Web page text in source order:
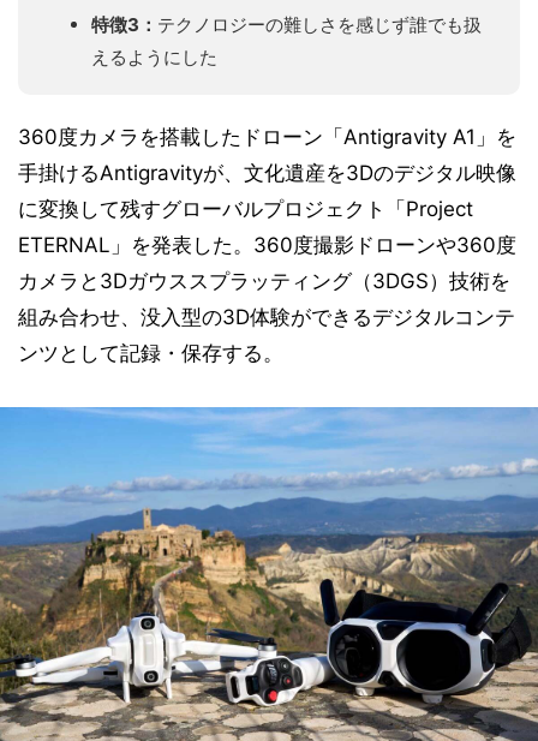
特徴3： テクノロジーの難しさを感じず誰でも扱
えるようにした
360度カメラを搭載したドローン「Antigravity A1」を
手掛けるAntigravityが、文化遺産を3Dのデジタル映像
に変換して残すグローバルプロジェクト「Project
ETERNAL」を発表した。360度撮影ドローンや360度
カメラと3Dガウススプラッティング（3DGS）技術を
組み合わせ、没入型の3D体験ができるデジタルコンテ
ンツとして記録・保存する。